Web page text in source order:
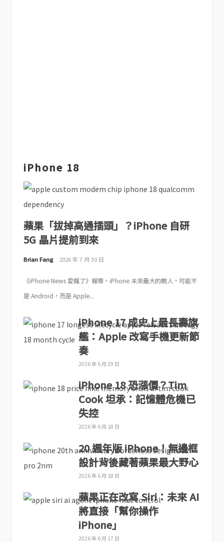
iPhone 18
蘋果「拔掉高通插頭」？iPhone 自研
5G 晶片提前到來
Brian Fang 2026 年 7 月 30 日
《iPhone News 愛瘋了》報導，iPhone 未來最大的敵人，可能不
是 Android，而是 Apple...
iPhone 17 成史上最長壽旗
艦：Apple 改寫手機更新節
奏
2026 年 6 月 29 日
iPhone 18 恐漲價？Tim
Cook 坦承：記憶體危機已
失控
2026 年 6 月 18 日
20 週年版 iPhone！無邊框
設計背後藏著蘋果最大野心
2026 年 6 月 18 日
蘋果正在改寫 Siri：未來 AI
將直接「幫你操作
iPhone」
2026 年 6 月 17 日